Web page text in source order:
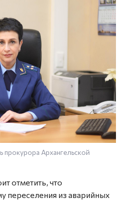
Архангельской
отметить, что
переселения из аварийных